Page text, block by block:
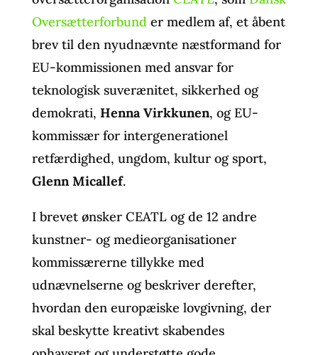
Oversætterforbunder medlem af, et åbent
brev til den nyudnævnte næstformand for
EU-kommissionen med ansvar for
teknologisk suverænitet, sikkerhed og
demokrati, Henna Virkkunen, og EU-
kommissær for intergenerationel
retfærdighed, ungdom, kultur og sport,
Glenn Micallef.
I brevet ønsker CEATL og de 12 andre
kunstner- og medieorganisationer
kommissærerne tillykke med
udnævnelserne og beskriver derefter,
hvordan den europæiske lovgivning, der
skal beskytte kreativt skabendes